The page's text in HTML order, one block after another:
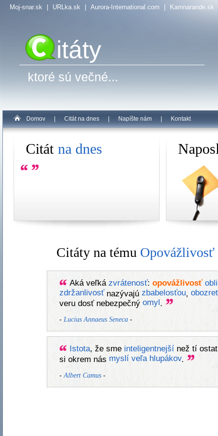
Moj-snar.sk URLka.sk Aurora-International.com Kamnarande.sk
itáty
ktoré sú večné...
Domov Citát na dnes Napíšte nám Kontakt
Citát na dnes
Citáty na tému Opovážlivosť
Aká veľká zvrátenosť: opovážlivosť
zdržanlivosťnazývajú zbabelosťou,
veru dosť nebezpečný omyl
- Lucius Annaeus Seneca-
Istota, že sme inteligentnejšínež tí
si okrem nás myslí veľa hlupákov.
- Albert Camus-